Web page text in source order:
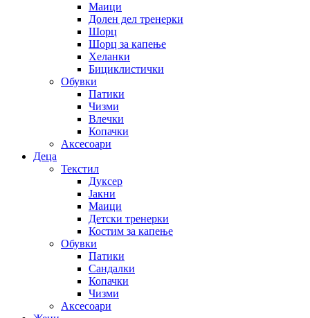
Маици
Долен дел тренерки
Шорц
Шорц за капење
Хеланки
Бициклистички
Обувки
Патики
Чизми
Влечки
Копачки
Аксесоари
Деца
Текстил
Дуксер
Јакни
Маици
Детски тренерки
Костим за капење
Обувки
Патики
Сандалки
Копачки
Чизми
Аксесоари